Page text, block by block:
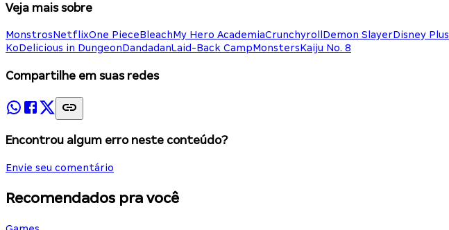
Veja mais sobre
MonstrosNetflixOne PieceBleachMy Hero AcademiaCrunchyroll Demon SlayerDisney Plus
KoDelicious in DungeonDandadanLaid-Back CampMonstersKaiju No. 8
Compartilhe em suas redes
Encontrou algum erro neste conteúdo?
Envie seu comentário
Recomendados pra você